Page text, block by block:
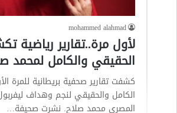
mohammed alahmad
لأول مرة..تقارير رياضية
الحقيقي والكامل لمحمد
كشفت تقارير صحفية بريطانية للمرة
الكامل والحقيقي لنجم وهداف ليفربول
المصري محمد صلاح. نشرت صحيفة…